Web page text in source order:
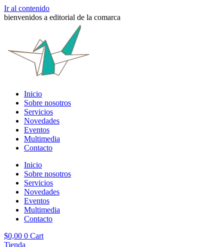
Ir al contenido
bienvenidos a editorial de la comarca
Inicio
Sobre nosotros
Servicios
Novedades
Eventos
Multimedia
Contacto
Inicio
Sobre nosotros
Servicios
Novedades
Eventos
Multimedia
Contacto
$0,00 0 Cart
Tienda